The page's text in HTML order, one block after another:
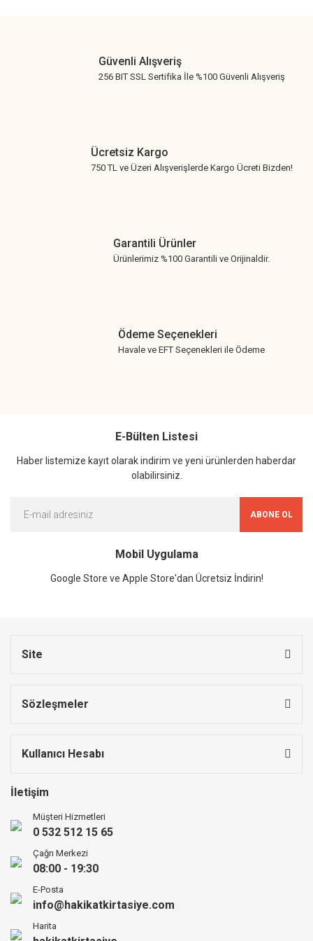
Güvenli Alışveriş
256 BIT SSL Sertifika İle %100 Güvenli Alışveriş
Ücretsiz Kargo
750 TL ve Üzeri Alışverişlerde Kargo Ücreti Bizden!
Garantili Ürünler
Ürünlerimiz %100 Garantili ve Orijinaldir.
Ödeme Seçenekleri
Havale ve EFT Seçenekleri ile Ödeme
E-Bülten Listesi
Haber listemize kayıt olarak indirim ve yeni ürünlerden haberdar
olabilirsiniz.
ABONE OL
Mobil Uygulama
Google Store ve Apple Store'dan Ücretsiz İndirin!
Site
Sözleşmeler
Kullanıcı Hesabı
İletişim
Müşteri Hizmetleri
0 532 512 15 65
Çağrı Merkezi
08:00 - 19:30
E-Posta
info@hakikatkirtasiye.com
Harita